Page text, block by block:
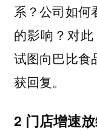
系？公司如何
的影响？对此
试图向巴比食
获回复。
2 门店增速